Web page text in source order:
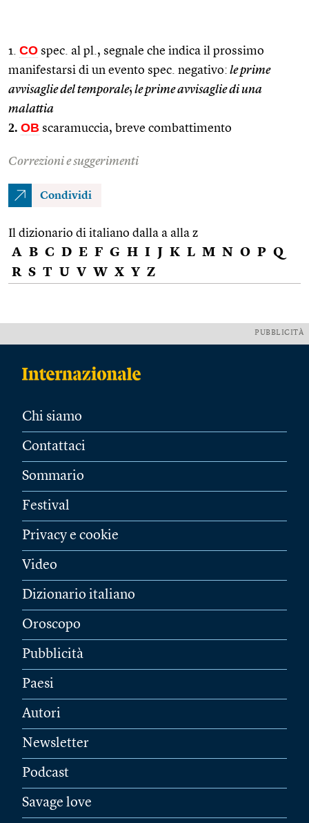
1. CO spec. al pl., segnale che indica il prossimo
manifestarsi di un evento spec. negativo: le prime
avvisaglie del temporale; le prime avvisaglie di una
malattia
2. OB scaramuccia, breve combattimento
Correzioni e suggerimenti
Condividi
Il dizionario di italiano dalla a alla z
A B C D E F G H I J K L M N O P Q
R S T U V W X Y Z
PUBBLICITÀ
Chi siamo
Contattaci
Sommario
Festival
Privacy e cookie
Video
Dizionario italiano
Oroscopo
Pubblicità
Paesi
Autori
Newsletter
Podcast
Savage love